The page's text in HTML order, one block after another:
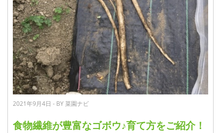
2021年9月4日 - BY 菜園ナビ
食物繊維が豊富なゴボウ♪育て方をご紹介！